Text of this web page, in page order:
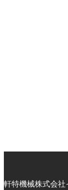
軒特機械株式会